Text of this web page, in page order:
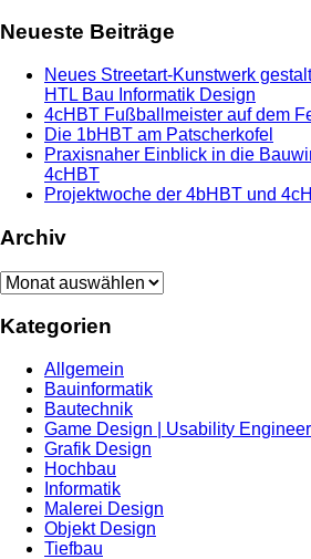
Neueste Beiträge
Neues Streetart-Kunstwerk
HTL Bau Informatik Design
4cHBT Fußballmeister auf dem
Die 1bHBT am Patscherkofel
Praxisnaher Einblick in die
4cHBT
Projektwoche der 4bHBT und
Archiv
Archiv
Kategorien
Allgemein
Bauinformatik
Bautechnik
Game Design | Usability
Grafik Design
Hochbau
Informatik
Malerei Design
Objekt Design
Tiefbau